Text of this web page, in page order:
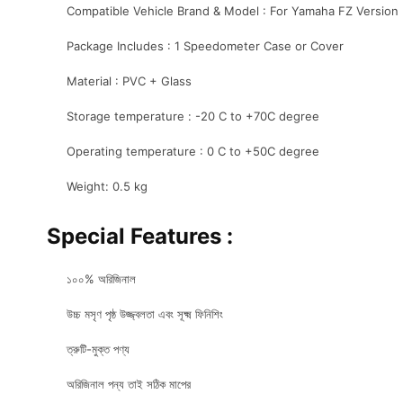
Compatible Vehicle Brand & Model : For Yamaha FZ Version
Package Includes : 1 Speedometer Case or Cover
Material : PVC + Glass
Storage temperature : -20 C to +70C degree
Operating temperature : 0 C to +50C degree
Weight: 0.5 kg
Special Features :
১০০% অরিজিনাল
উচ্চ মসৃণ পৃষ্ঠ উজ্জ্বলতা এবং সূক্ষ্ম ফিনিশিং
ত্রুটি-মুক্ত পণ্য
অরিজিনাল পন্য তাই সঠিক মাপের